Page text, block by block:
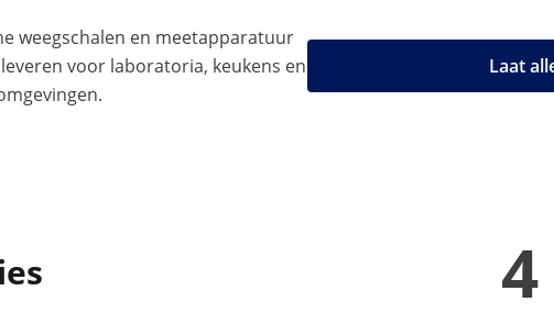
weegschalen en meetapparatuur
voor laboratoria, keukens en
Laat
4